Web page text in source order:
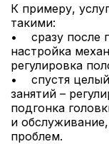
К примеру,
такими:
• сразу после
настройка
регулировка
• спустя целый
занятий –
подгонка
и
проблем.